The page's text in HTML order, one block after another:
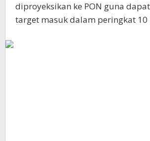
diproyeksikan ke PON guna
target masuk dalam peringkat 10